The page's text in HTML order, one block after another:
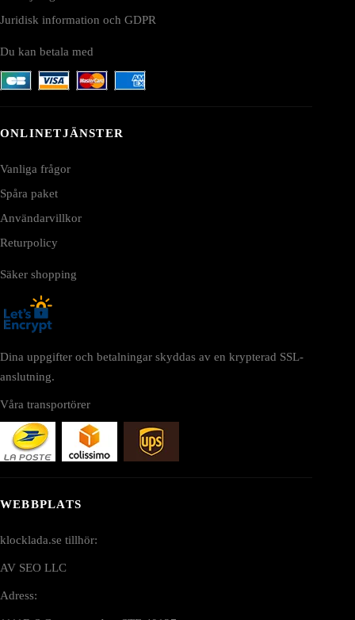
Juridisk information och GDPR
Du kan betala med
ONLINETJÄNSTER
Vanliga frågor
Spåra paket
Användarvillkor
Returpolicy
Säker shopping
Dina uppgifter och betalningar skyddas av en krypterad SSL-
anslutning.
Våra transportörer
WEBBPLATS
klocklada.se tillhör:
AV SEO LLC
Adress: